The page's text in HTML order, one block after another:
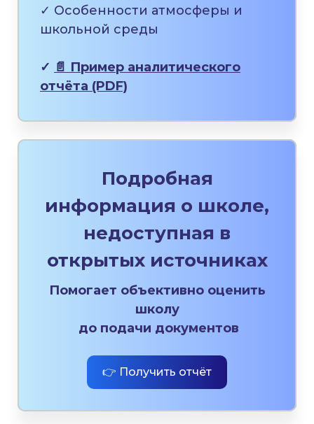
✓ Особенности атмосферы и
школьной среды
✓ 📄 Пример аналитического
отчёта (PDF)
Подробная
информация о школе,
недоступная в
открытых источниках
Помогает объективно оценить
школу
до подачи документов
👉 Получить отчёт